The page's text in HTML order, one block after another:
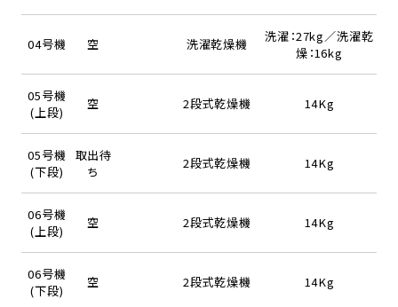
04号機 空 洗濯乾燥機
洗濯：27kg／洗濯乾
燥：16kg
05号機
(上段)
空 2段式乾燥機 14Kg
05号機
(下段)
取出待
ち
2段式乾燥機 14Kg
06号機
(上段)
空 2段式乾燥機 14Kg
06号機
(下段)
空 2段式乾燥機 14Kg